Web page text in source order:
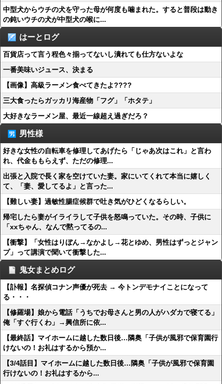
中型犬からウチの犬を守った母が何度も噛まれた。すると普段は動き
の鈍いウチの犬が中型犬の喉に...
はーとログ
百貨店って言う程色々揃ってないし潰れても仕方ないよな
一番美味いジュース、決まる
【画像】高級ラーメン食べてきたよ????
三大食ったらガッカリ海産物「フグ」「ホタテ」
大好きなラーメン屋、最近一線超え過ぎだろ？
男性様
好きな女性の自転車を修理してあげたら「じゃあ次はこれ」と言わ
れ、代金ももらえず、ただの修理...
出張と入院で長く家を空けていた妻。家にいてくれて本当に嬉しく
て、「妻、愛してるよ」と言った...
【難しい妻】過敏性腸症候群で吐き気がひどくなるらしい。
帰宅したら妻がイライラして子供を怒鳴っていた。その時、子供に
「xxちゃん、なんで黙ってるの...
【衝撃】「女性はりぼん→なかよし→花とゆめ、男性はずっとジャン
プ」って講演で聞いて衝撃した...
鬼女まとめログ
【訃報】名探偵コナン声優が死去 → 今トンデモナイことになって
る・・・
【修羅場】娘から電話「うちでお母さんと男の人がハダカで寝てる」
俺「すぐ行くわ」→興信所に依...
【最終話】マイホームに越した数日後…隣奥「子供が風邪で保育園行
けないの！お礼はするから預か...
【3/4話目】マイホームに越した数日後…隣奥「子供が風邪で保育園
行けないの！お礼はするから...